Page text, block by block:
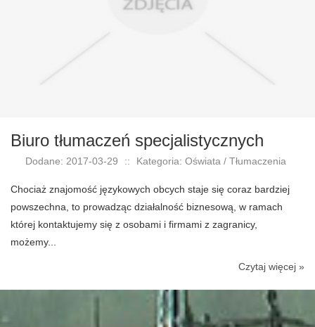
Biuro tłumaczeń specjalistycznych
Dodane: 2017-03-29 :: Kategoria: Oświata / Tłumaczenia
Chociaż znajomość językowych obcych staje się coraz bardziej
powszechna, to prowadząc działalność biznesową, w ramach
której kontaktujemy się z osobami i firmami z zagranicy,
możemy...
Czytaj więcej »